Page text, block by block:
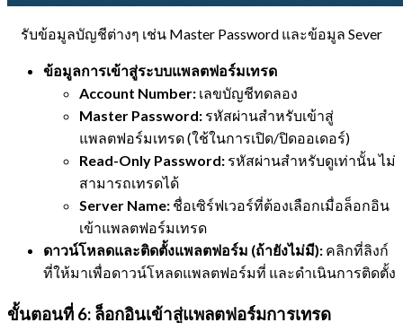
รับข้อมูลบัญชีต่างๆ เช่น Master Password และข้อมูล Sever
ข้อมูลการเข้าสู่ระบบแพลตฟอร์มเทรด
Account Number: เลขบัญชีทดลอง
Master Password: รหัสผ่านสำหรับเข้าสู่
แพลตฟอร์มเทรด (ใช้ในการเปิด/ปิดออเดอร์)
Read-Only Password: รหัสผ่านสำหรับดูเท่านั้น ไม่
สามารถเทรดได้
Server Name: ชื่อเซิร์ฟเวอร์ที่ต้องเลือกเมื่อล็อกอิน
เข้าแพลตฟอร์มเทรด
ดาวน์โหลดและติดตั้งแพลตฟอร์ม (ถ้ายังไม่มี): คลิกที่ลิงก์
ที่ให้มาเพื่อดาวน์โหลดแพลตฟอร์มที่ และดำเนินการติดตั้ง
ขั้นตอนที่ 6: ล็อกอินเข้าสู่แพลตฟอร์มการเทรด